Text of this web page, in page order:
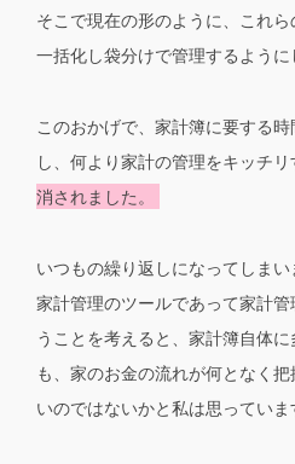
そこで現在の形のように、これ
一括化し袋分けで管理するように
このおかげで、家計簿に要する
し、何より家計の管理をキッチリ
消されました。
いつもの繰り返しになってしま
家計管理のツールであって家計
うことを考えると、家計簿自体
も、家のお金の流れが何となく
いのではないかと私は思っていま